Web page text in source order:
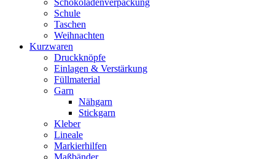
Schokoladenverpackung
Schule
Taschen
Weihnachten
Kurzwaren
Druckknöpfe
Einlagen & Verstärkung
Füllmaterial
Garn
Nähgarn
Stickgarn
Kleber
Lineale
Markierhilfen
Maßbänder